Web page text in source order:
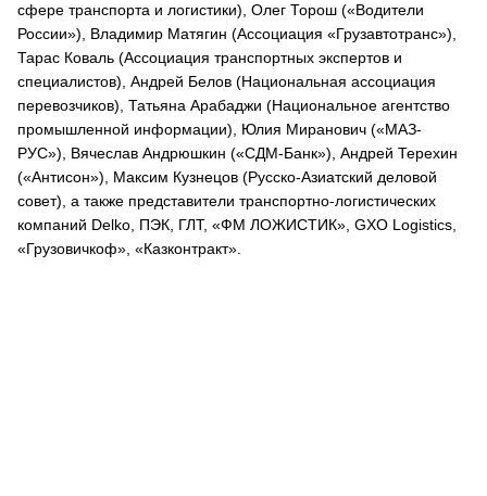
сфере транспорта и логистики), Олег Торош («Водители
России»), Владимир Матягин (Ассоциация «Грузавтотранс»),
Тарас Коваль (Ассоциация транспортных экспертов и
специалистов), Андрей Белов (Национальная ассоциация
перевозчиков), Татьяна Арабаджи (Национальное агентство
промышленной информации), Юлия Миранович («МАЗ-
РУС»), Вячеслав Андрюшкин («СДМ-Банк»), Андрей Терехин
(«Антисон»), Максим Кузнецов (Русско-Азиатский деловой
совет), а также представители транспортно-логистических
компаний Delko, ПЭК, ГЛТ, «ФМ ЛОЖИСТИК», GXO Logistics,
«Грузовичкоф», «Казконтракт».